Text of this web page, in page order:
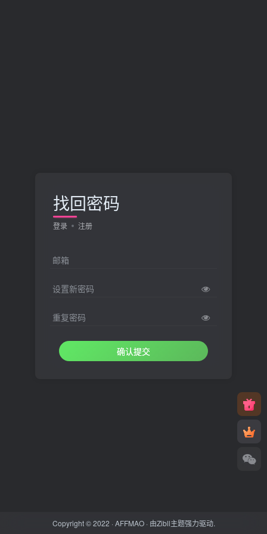
找回密码
登录 注册
邮箱
设置新密码
重复密码
确认提交
Copyright © 2022 ·AFFMAO· 由Zibll主题强力驱动.